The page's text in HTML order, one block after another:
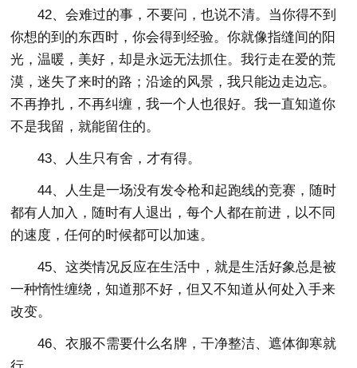
42、会难过的事，不要问，也说不清。当你得不到
你想的到的东西时，你会得到经验。你就像指缝间的阳
光，温暖，美好，却是永远无法抓住。我行走在爱的荒
漠，迷失了来时的路；沿途的风景，我只能边走边忘。
不再挣扎，不再纠缠，我一个人也很好。我一直知道你
不是我留，就能留住的。
43、人生只有舍，才有得。
44、人生是一场没有发令枪和起跑线的竞赛，随时
都有人加入，随时有人退出，每个人都在前进，以不同
的速度，任何的时候都可以加速。
45、这类情况反应在生活中，就是生活好象总是被
一种惰性缠绕，知道那不好，但又不知道从何处入手来
改变。
46、衣服不需要什么名牌，干净整洁、遮体御寒就